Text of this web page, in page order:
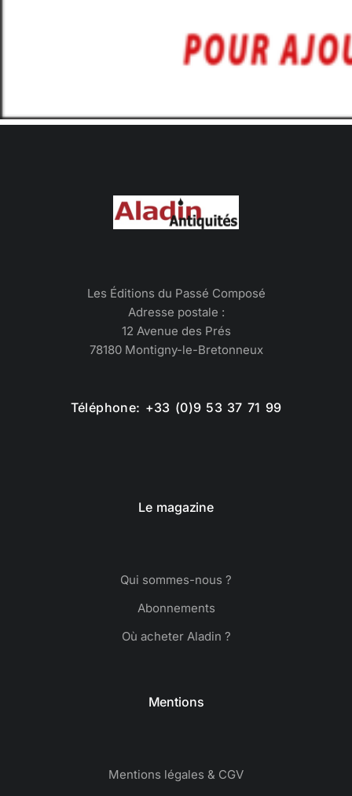
Les Éditions du Passé Composé
Adresse postale :
12 Avenue des Prés
78180 Montigny-le-Bretonneux
Téléphone: +33 (0)9 53 37 71 99
Le magazine
Qui sommes-nous ?
Abonnements
Où acheter Aladin ?
Mentions
Mentions légales & CGV